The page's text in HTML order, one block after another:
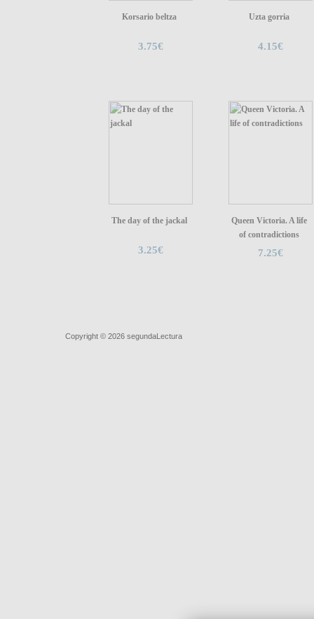
Korsario beltza
3.75€
Uzta gorria
4.15€
The day of the jackal
3.25€
Queen Victoria. A life
of contradictions
7.25€
Copyright © 2026 segundaLectura